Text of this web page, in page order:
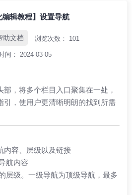
编辑教程】设置导航
助文档 浏览次数： 101
间： 2024-03-05
，将多个栏目入口聚集在一处，
引，使用户更清晰明朗的找到所需
内容、层级以及链接
航内容
层级。一级导航为顶级导航，最多